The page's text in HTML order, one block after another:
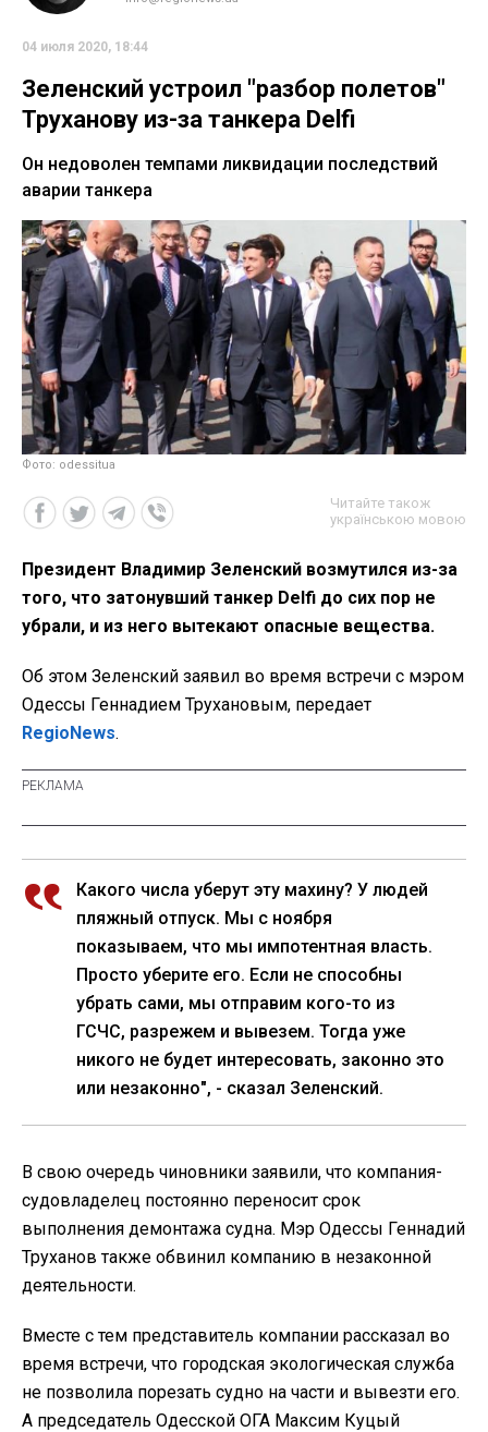
04 июля 2020, 18:44
Зеленский устроил "разбор полетов"
Труханову из-за танкера Delfi
Он недоволен темпами ликвидации последствий
аварии танкера
Фото: odessitua
Читайте також
українською мовою
Президент Владимир Зеленский возмутился из-за
того, что затонувший танкер Delfi до сих пор не
убрали, и из него вытекают опасные вещества.
Об этом Зеленский заявил во время встречи с мэром
Одессы Геннадием Трухановым, передает
RegioNews.
Какого числа уберут эту махину? У людей
пляжный отпуск. Мы с ноября
показываем, что мы импотентная власть.
Просто уберите его. Если не способны
убрать сами, мы отправим кого-то из
ГСЧС, разрежем и вывезем. Тогда уже
никого не будет интересовать, законно это
или незаконно", - сказал Зеленский.
В свою очередь чиновники заявили, что компания-
судовладелец постоянно переносит срок
выполнения демонтажа судна. Мэр Одессы Геннадий
Труханов также обвинил компанию в незаконной
деятельности.
Вместе с тем представитель компании рассказал во
время встречи, что городская экологическая служба
не позволила порезать судно на части и вывезти его.
А председатель Одесской ОГА Максим Куцый